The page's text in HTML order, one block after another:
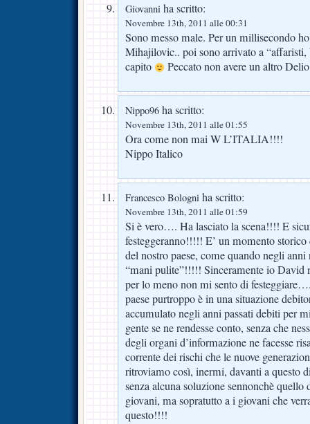
Giovanni ha scritto:
Novembre 13th, 2011 alle 00:31
Sono messo male. Per un millisecondo
Mihajilovic.. poi sono arrivato a “affaristi,
capito
Peccato non avere un altro
Nippo96 ha scritto:
Novembre 13th, 2011 alle 01:55
Ora come non mai W L’ITALIA!!!!
Nippo Italico
Francesco Bologni ha scritto:
Novembre 13th, 2011 alle 01:59
Si è vero…. Ha lasciato la scena!!!! E
festeggeranno!!!!! E’ un momento
del nostro paese, come quando negli
“mani pulite”!!!!! Sinceramente io David
per lo meno non mi sento di
paese purtroppo è in una situazione
accumulato negli anni passati debiti per
gente se ne rendesse conto, senza che
degli organi d’informazione ne facesse
corrente dei rischi che le nuove
ritroviamo così, inermi, davanti a questo
senza alcuna soluzione sennonchè
giovani, ma sopratutto a i giovani che
questo!!!!